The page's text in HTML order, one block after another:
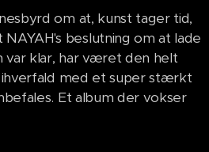
om at, kunst tager tid,
beslutning om at lade
var klar, har været den helt
med et super stærkt
Et album der vokser